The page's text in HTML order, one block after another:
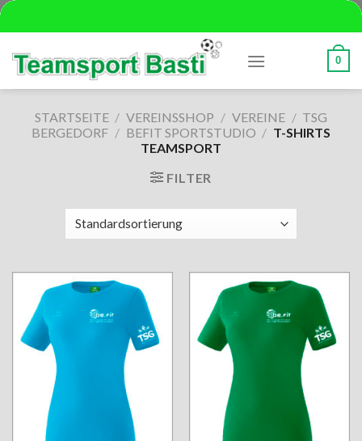
Skip
to
content
0
STARTSEITE / VEREINSSHOP / VEREINE / TSG
BERGEDORF / BEFIT SPORTSTUDIO / T-SHIRTS
TEAMSPORT
FILTER